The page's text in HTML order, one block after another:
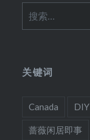
索：
关键词
Canada DIY
蔷薇闲居即事